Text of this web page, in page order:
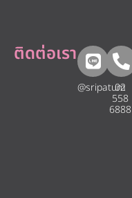
ติดต่อเรา
@sripatum
02
558
6888